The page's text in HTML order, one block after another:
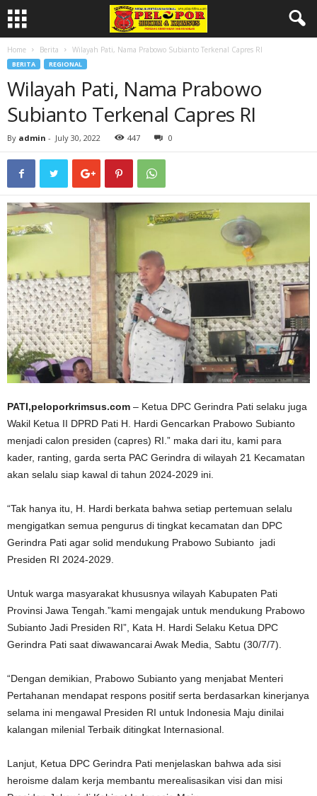
Home Berita Wilayah Pati, Nama Prabowo Subianto Terkenal Capres RI
BERITA REGIONAL
Wilayah Pati, Nama Prabowo
Subianto Terkenal Capres RI
By admin - July 30, 2022 447 0
PATI,peloporkrimsus.com – Ketua DPC Gerindra Pati selaku juga
Wakil Ketua II DPRD Pati H. Hardi Gencarkan Prabowo Subianto
menjadi calon presiden (capres) RI.” maka dari itu, kami para
kader, ranting, garda serta PAC Gerindra di wilayah 21 Kecamatan
akan selalu siap kawal di tahun 2024-2029 ini.
“Tak hanya itu, H. Hardi berkata bahwa setiap pertemuan selalu
mengigatkan semua pengurus di tingkat kecamatan dan DPC
Gerindra Pati agar solid mendukung Prabowo Subianto jadi
Presiden RI 2024-2029.
Untuk warga masyarakat khususnya wilayah Kabupaten Pati
Provinsi Jawa Tengah.”kami mengajak untuk mendukung Prabowo
Subianto Jadi Presiden RI”, Kata H. Hardi Selaku Ketua DPC
Gerindra Pati saat diwawancarai Awak Media, Sabtu (30/7/7).
“Dengan demikian, Prabowo Subianto yang menjabat Menteri
Pertahanan mendapat respons positif serta berdasarkan kinerjanya
selama ini mengawal Presiden RI untuk Indonesia Maju dinilai
kalangan milenial Terbaik ditingkat Internasional.
Lanjut, Ketua DPC Gerindra Pati menjelaskan bahwa ada sisi
heroisme dalam kerja membantu merealisasikan visi dan misi